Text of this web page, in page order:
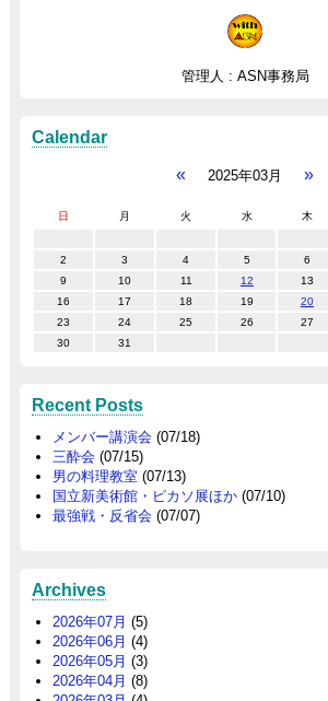
管理人 : ASN事務局
Calendar
«
2025年03月 »
日 月 火 水 木
2
3 4 5 6
9
10 11 12 13
16
17 18 19 20
23
24 25 26 27
30
31
Recent Posts
メンバー講演会 (07/18)
三酔会 (07/15)
男の料理教室 (07/13)
国立新美術館・ピカソ展ほか (07/10)
最強戦・反省会 (07/07)
Archives
2026年07月 (5)
2026年06月 (4)
2026年05月 (3)
2026年04月 (8)